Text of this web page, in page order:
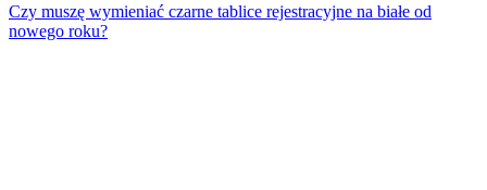
Czy muszę wymieniać czarne tablice rejestracyjne na białe od
nowego roku?